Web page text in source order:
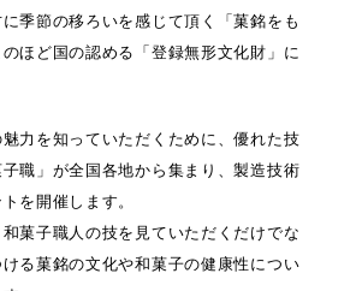
季節の移ろいを感じて頂く「菓銘をも
ほど国の認める「登録無形文化財」に
力を知っていただくために、優れた技
職」が全国各地から集まり、製造技術
を開催します。
菓子職人の技を見ていただくだけでな
る菓銘の文化や和菓子の健康性につい